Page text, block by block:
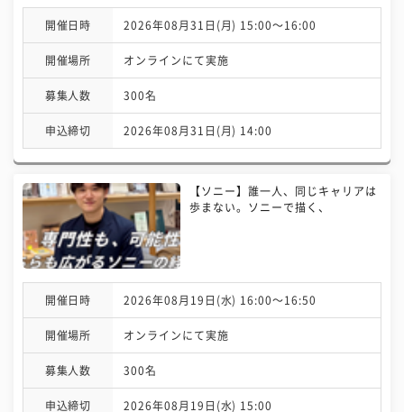
開催日時 2026年08月31日(月) 15:00〜16:00
開催場所 オンラインにて実施
募集人数 300名
申込締切 2026年08月31日(月) 14:00
【ソニー】誰一人、同じキャリアは
歩まない。ソニーで描く、
開催日時 2026年08月19日(水) 16:00〜16:50
開催場所 オンラインにて実施
募集人数 300名
申込締切 2026年08月19日(水) 15:00